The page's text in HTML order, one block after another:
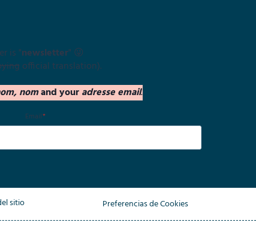
is "newsletter" 😜
official translation).
nomand youradresse email.
Email*
sitio Preferencias de Cookies